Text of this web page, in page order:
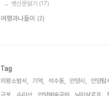
옛신문읽기 (17)
여행과나들이 (2)
Tag
의왕소방서, 기억, 석수동, 안양시, 안양탐